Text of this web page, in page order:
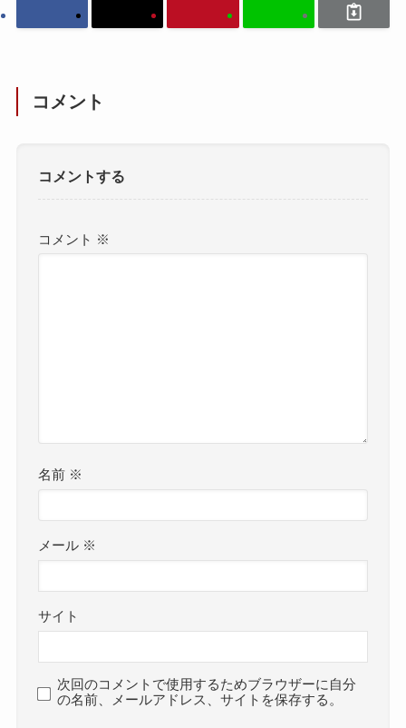
コメント
コメントする
コメント ※
名前 ※
メール ※
サイト
次回のコメントで使用するためブラウザーに自分
の名前、メールアドレス、サイトを保存する。